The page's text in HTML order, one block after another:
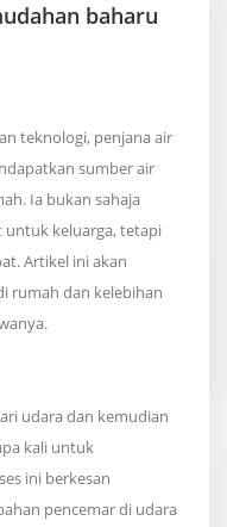
baharu
teknologi, penjana air
sumber air
Ia bukan sahaja
untuk keluarga, tetapi
Artikel ini akan
rumah dan kelebihan
udara dan kemudian
kali untuk
ini berkesan
pencemar di udara